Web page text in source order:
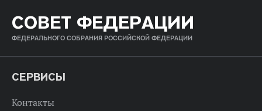
СОВЕТ ФЕДЕРАЦИИ
ФЕДЕРАЛЬНОГО СОБРАНИЯ РОССИЙСКОЙ ФЕДЕРАЦИИ
СЕРВИСЫ
Контакты